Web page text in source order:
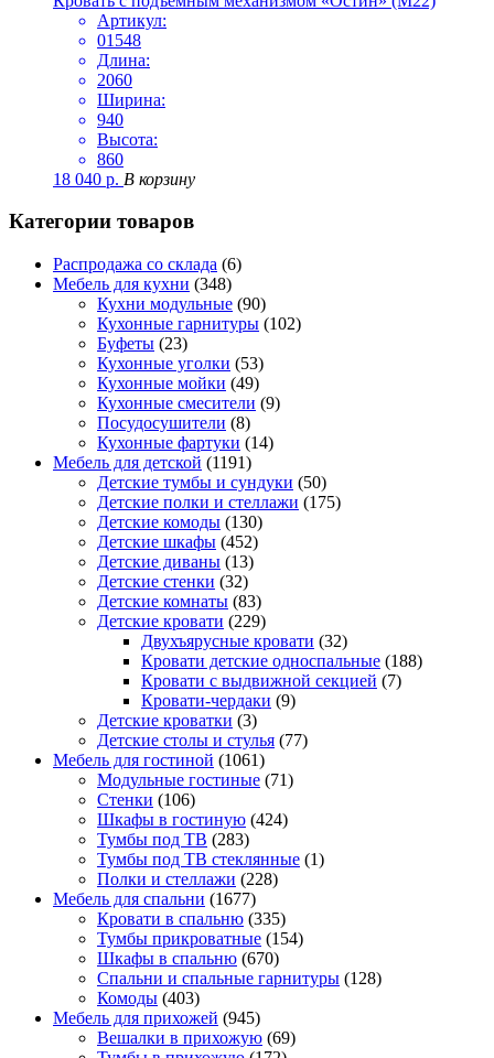
Артикул:
01548
Длина:
2060
Ширина:
940
Высота:
860
18 040 р. В корзину
Категории товаров
Распродажа со склада (6)
Мебель для кухни (348)
Кухни модульные (90)
Кухонные гарнитуры (102)
Буфеты (23)
Кухонные уголки (53)
Кухонные мойки (49)
Кухонные смесители (9)
Посудосушители (8)
Кухонные фартуки (14)
Мебель для детской (1191)
Детские тумбы и сундуки (50)
Детские полки и стеллажи (175)
Детские комоды (130)
Детские шкафы (452)
Детские диваны (13)
Детские стенки (32)
Детские комнаты (83)
Детские кровати (229)
Двухъярусные кровати (32)
Кровати детские односпальные (188)
Кровати с выдвижной секцией (7)
Кровати-чердаки (9)
Детские кроватки (3)
Детские столы и стулья (77)
Мебель для гостиной (1061)
Модульные гостиные (71)
Стенки (106)
Шкафы в гостиную (424)
Тумбы под ТВ (283)
Тумбы под ТВ стеклянные (1)
Полки и стеллажи (228)
Мебель для спальни (1677)
Кровати в спальню (335)
Тумбы прикроватные (154)
Шкафы в спальню (670)
Спальни и спальные гарнитуры (128)
Комоды (403)
Мебель для прихожей (945)
Вешалки в прихожую (69)